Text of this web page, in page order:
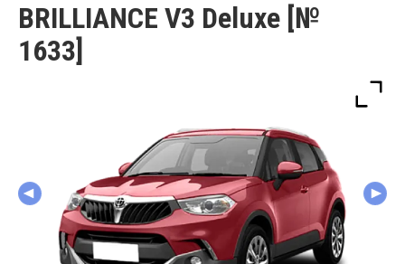
BRILLIANCE V3 Deluxe [№
1633]